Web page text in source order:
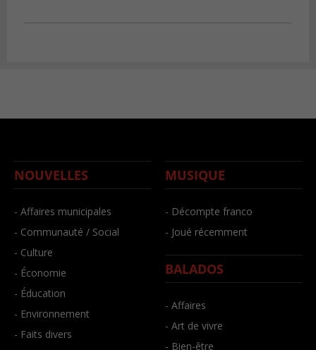
NOUVELLES
- Affaires municipales
- Communauté / Social
- Culture
- Économie
- Éducation
- Environnement
- Faits divers
MUSIQUE
- Décompte franco
- Joué récemment
BALADOS
- Affaires
- Art de vivre
- Bien-être